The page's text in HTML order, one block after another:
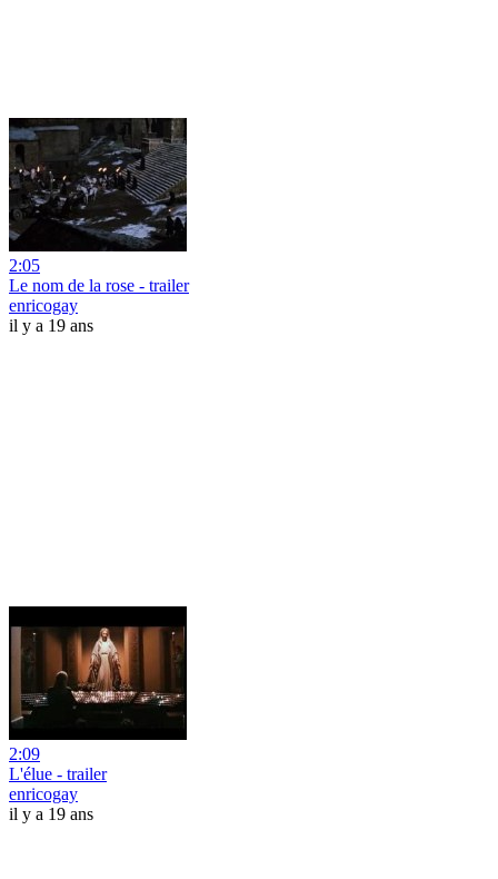
2:05
Le nom de la rose - trailer
enricogay
il y a 19 ans
2:09
L'élue - trailer
enricogay
il y a 19 ans